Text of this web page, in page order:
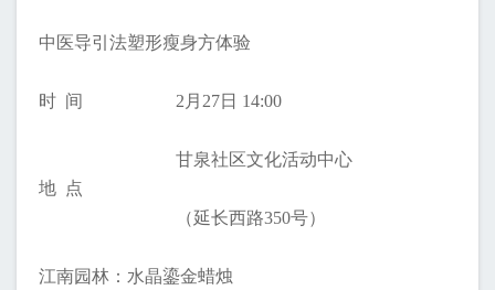
中医导引法塑形瘦身方体验
时 间 2月27日 14:00
地 点
甘泉社区文化活动中心
（延长西路350号）
江南园林：水晶鎏金蜡烛